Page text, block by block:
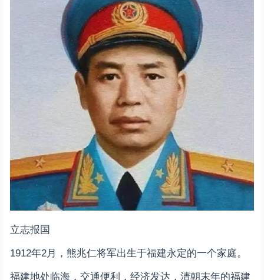
立志报国
1912年2月，熊兆仁将军出生于福建永定的一个家庭。
福建地处临海，交通便利，经济发达，清朝末年的福建